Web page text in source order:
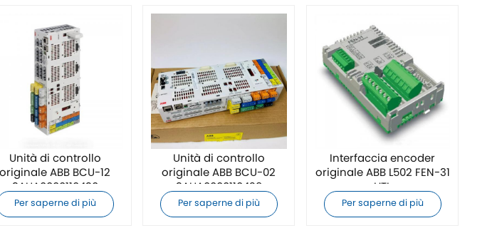
Unità di controllo
originale ABB BCU-12
3AUA0000110430
Per saperne di più
Unità di controllo
originale ABB BCU-02
3AUA0000110429
Per saperne di più
Interfaccia encoder
originale ABB L502 FEN-31
HTL
Per saperne di più